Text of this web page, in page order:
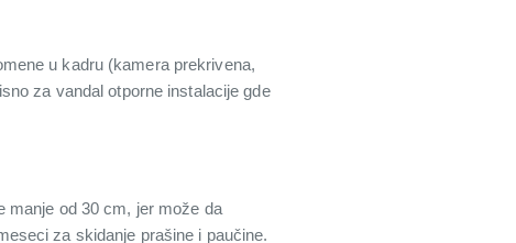
u kadru (kamera prekrivena,
za vandal otporne instalacije gde
manje od 30 cm, jer može da
za skidanje prašine i paučine.